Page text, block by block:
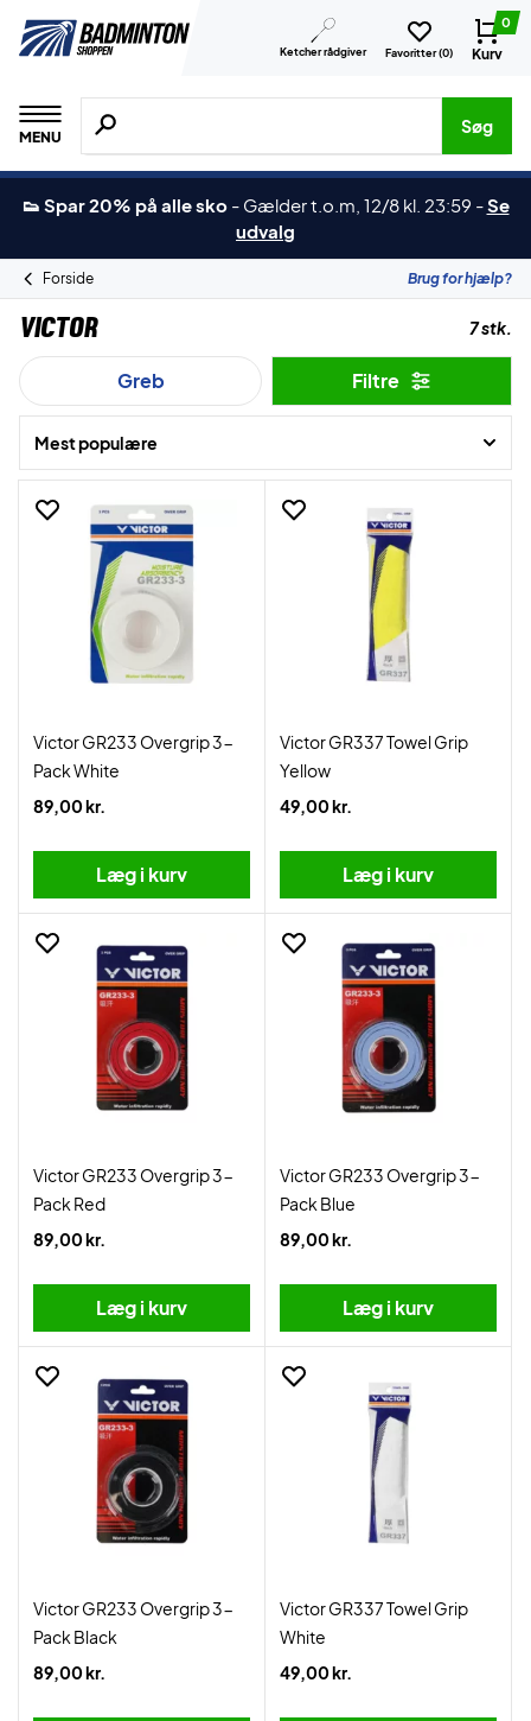
Ketcher rådgiver Favoritter (0)
0
Kurv
MENU
Søg efter produkter, mærker etc.
Søg
👟 Spar 20% på alle sko - Gælder t.o.m, 12/8 kl. 23:59 -Se
udvalg
Forside Brug for hjælp?
Victor 7 stk.
Greb Filtre
Mest populære
Victor GR233 Overgrip 3-
Pack White
89,00 kr.
Læg i kurv
Victor GR337 Towel Grip
Yellow
49,00 kr.
Læg i kurv
Victor GR233 Overgrip 3-
Pack Red
89,00 kr.
Læg i kurv
Victor GR233 Overgrip 3-
Pack Blue
89,00 kr.
Læg i kurv
Victor GR233 Overgrip 3-
Pack Black
89,00 kr.
Victor GR337 Towel Grip
White
49,00 kr.